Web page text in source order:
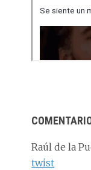
Raúl de la
twist